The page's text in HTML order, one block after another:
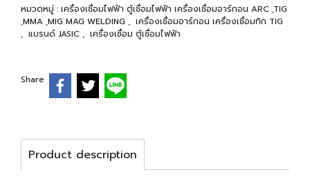
หมวดหมู่ : เครื่องเชื่อมไฟฟ้า ตู้เชื่อมไฟฟ้า เครื่องเชื่อมอาร์กอน ARC ,TIG
,MMA ,MIG MAG WELDING , เครื่องเชื่อมอาร์กอน เครื่องเชื่อมทิก TIG
, แบรนด์ JASIC , เครื่องเชื่อม ตู้เชื่อมไฟฟ้า
Share
Product description